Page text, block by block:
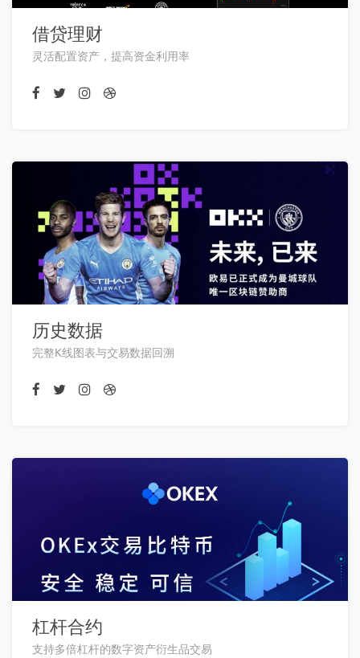
借贷理财
灵活配置资产，提高资金利用率
历史数据
完整K线图表与交易数据回溯
杠杆合约
支持多倍杠杆的数字资产衍生品交易